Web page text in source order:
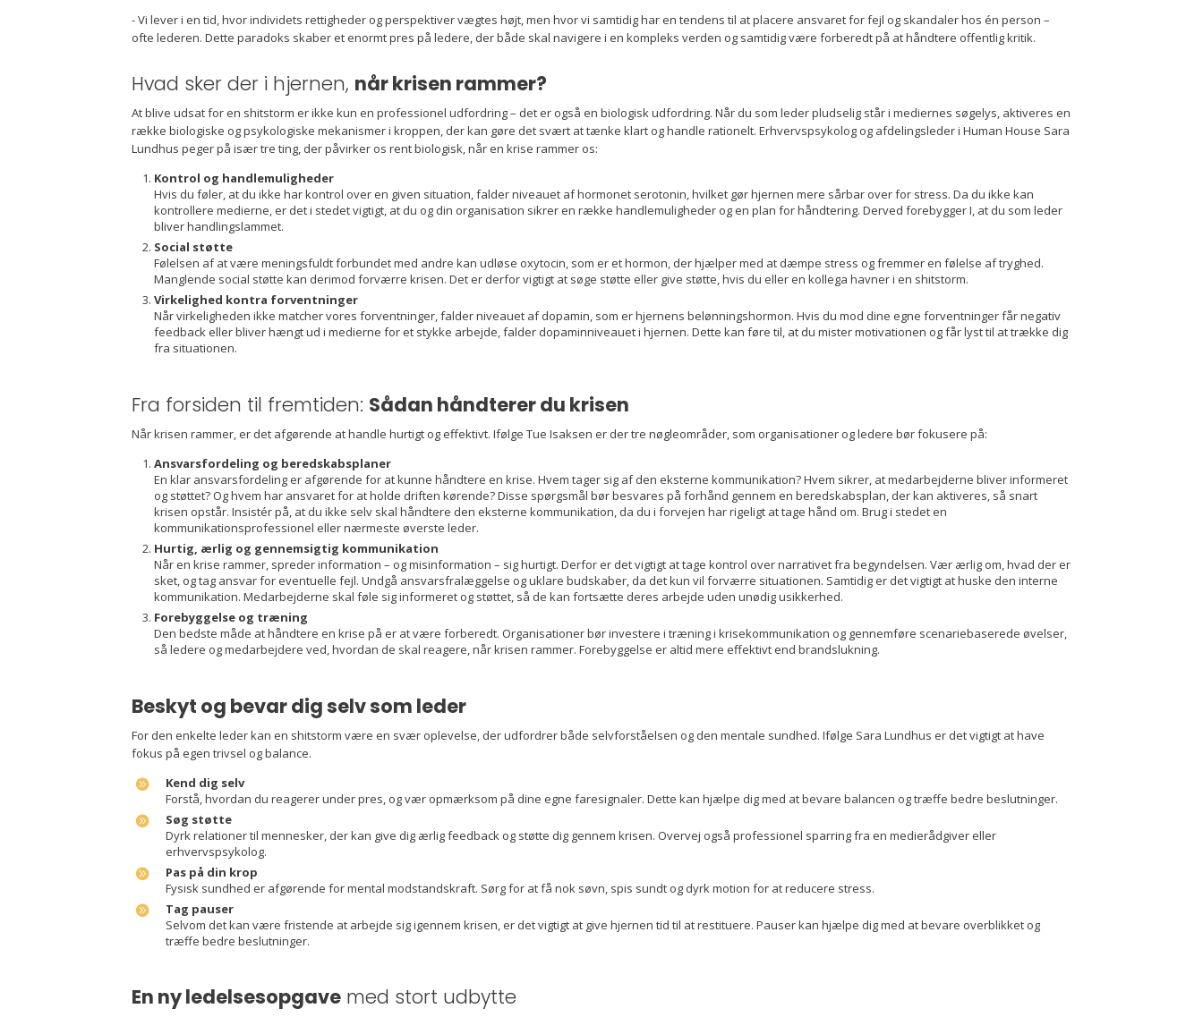
- Vi lever i en tid, hvor individets rettigheder og perspektiver vægtes højt, men hvor vi samtidig har en tendens til at placere ansvaret for fejl og skandaler hos én person –
ofte lederen. Dette paradoks skaber et enormt pres på ledere, der både skal navigere i en kompleks verden og samtidig være forberedt på at håndtere offentlig kritik.
Hvad sker der i hjernen, når krisen rammer?
At blive udsat for en shitstorm er ikke kun en professionel udfordring – det er også en biologisk udfordring. Når du som leder pludselig står i mediernes søgelys, aktiveres en
række biologiske og psykologiske mekanismer i kroppen, der kan gøre det svært at tænke klart og handle rationelt. Erhvervspsykolog og afdelingsleder i Human House Sara
Lundhus peger på især tre ting, der påvirker os rent biologisk, når en krise rammer os:
Kontrol og handlemuligheder
Hvis du føler, at du ikke har kontrol over en given situation, falder niveauet af hormonet serotonin, hvilket gør hjernen mere sårbar over for stress. Da du ikke kan
kontrollere medierne, er det i stedet vigtigt, at du og din organisation sikrer en række handlemuligheder og en plan for håndtering. Derved forebygger I, at du som leder
bliver handlingslammet.
Social støtte
Følelsen af at være meningsfuldt forbundet med andre kan udløse oxytocin, som er et hormon, der hjælper med at dæmpe stress og fremmer en følelse af tryghed.
Manglende social støtte kan derimod forværre krisen. Det er derfor vigtigt at søge støtte eller give støtte, hvis du eller en kollega havner i en shitstorm.
Virkelighed kontra forventninger
Når virkeligheden ikke matcher vores forventninger, falder niveauet af dopamin, som er hjernens belønningshormon. Hvis du mod dine egne forventninger får negativ
feedback eller bliver hængt ud i medierne for et stykke arbejde, falder dopaminniveauet i hjernen. Dette kan føre til, at du mister motivationen og får lyst til at trække dig
fra situationen.
Fra forsiden til fremtiden: Sådan håndterer du krisen
Når krisen rammer, er det afgørende at handle hurtigt og effektivt. Ifølge Tue Isaksen er der tre nøgleområder, som organisationer og ledere bør fokusere på:
Ansvarsfordeling og beredskabsplaner
En klar ansvarsfordeling er afgørende for at kunne håndtere en krise. Hvem tager sig af den eksterne kommunikation? Hvem sikrer, at medarbejderne bliver informeret
og støttet? Og hvem har ansvaret for at holde driften kørende? Disse spørgsmål bør besvares på forhånd gennem en beredskabsplan, der kan aktiveres, så snart
krisen opstår. Insistér på, at du ikke selv skal håndtere den eksterne kommunikation, da du i forvejen har rigeligt at tage hånd om. Brug i stedet en
kommunikationsprofessionel eller nærmeste øverste leder.
Hurtig, ærlig og gennemsigtig kommunikation
Når en krise rammer, spreder information – og misinformation – sig hurtigt. Derfor er det vigtigt at tage kontrol over narrativet fra begyndelsen. Vær ærlig om, hvad der er
sket, og tag ansvar for eventuelle fejl. Undgå ansvarsfralæggelse og uklare budskaber, da det kun vil forværre situationen. Samtidig er det vigtigt at huske den interne
kommunikation. Medarbejderne skal føle sig informeret og støttet, så de kan fortsætte deres arbejde uden unødig usikkerhed.
Forebyggelse og træning
Den bedste måde at håndtere en krise på er at være forberedt. Organisationer bør investere i træning i krisekommunikation og gennemføre scenariebaserede øvelser,
så ledere og medarbejdere ved, hvordan de skal reagere, når krisen rammer. Forebyggelse er altid mere effektivt end brandslukning.
Beskyt og bevar dig selv som leder
For den enkelte leder kan en shitstorm være en svær oplevelse, der udfordrer både selvforståelsen og den mentale sundhed. Ifølge Sara Lundhus er det vigtigt at have
fokus på egen trivsel og balance.
Kend dig selv
Forstå, hvordan du reagerer under pres, og vær opmærksom på dine egne faresignaler. Dette kan hjælpe dig med at bevare balancen og træffe bedre beslutninger.
Søg støtte
Dyrk relationer til mennesker, der kan give dig ærlig feedback og støtte dig gennem krisen. Overvej også professionel sparring fra en medierådgiver eller
erhvervspsykolog.
Pas på din krop
Fysisk sundhed er afgørende for mental modstandskraft. Sørg for at få nok søvn, spis sundt og dyrk motion for at reducere stress.
Tag pauser
Selvom det kan være fristende at arbejde sig igennem krisen, er det vigtigt at give hjernen tid til at restituere. Pauser kan hjælpe dig med at bevare overblikket og
træffe bedre beslutninger.
En ny ledelsesopgave med stort udbytte